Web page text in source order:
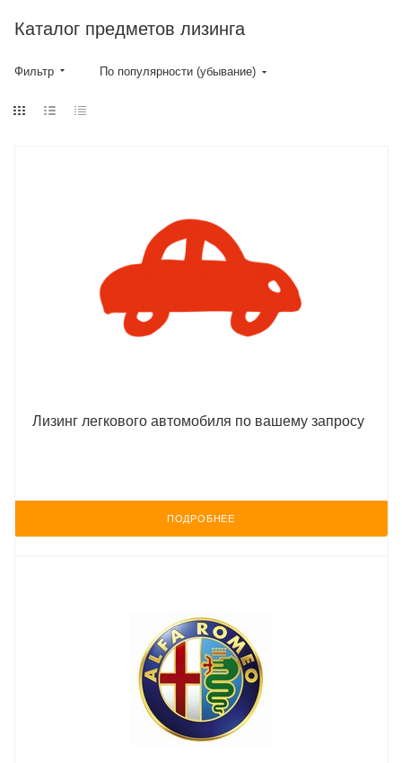
Каталог предметов лизинга
Фильтр По популярности (убывание)
Лизинг легкового автомобиля по вашему запросу
ПОДРОБНЕЕ